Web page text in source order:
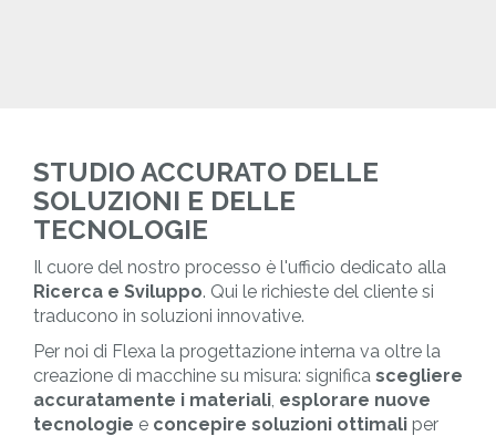
STUDIO ACCURATO DELLE
SOLUZIONI E DELLE
TECNOLOGIE
Il cuore del nostro processo è l'ufficio dedicato alla
Ricerca e Sviluppo. Qui le richieste del cliente si
traducono in soluzioni innovative.
Per noi di Flexa la progettazione interna va oltre la
creazione di macchine su misura: significa scegliere
accuratamente i materiali, esplorare nuove
tecnologie e concepire soluzioni ottimali per